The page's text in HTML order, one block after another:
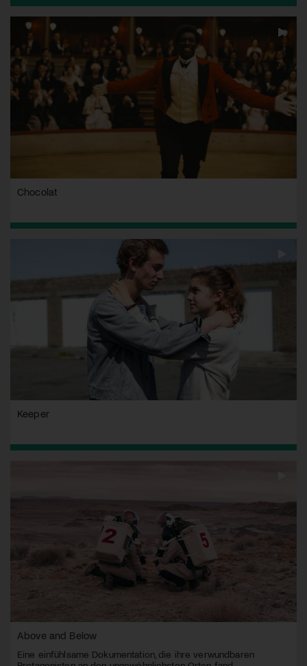
Chocolat
Keeper
Above and Below
Eine einfühlsame Dokumentation, die ihre verwundbaren